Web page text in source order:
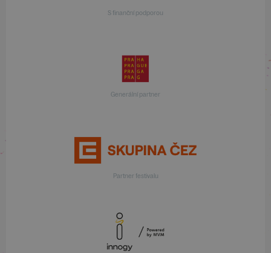
S finanční podporou
Generální partner
Partner festivalu